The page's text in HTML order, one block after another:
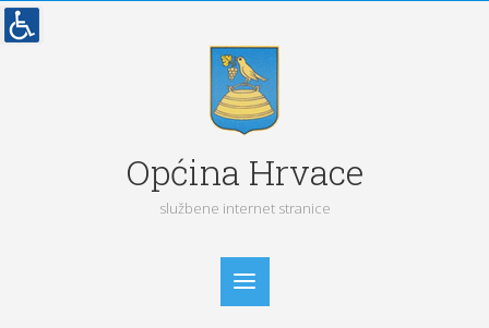
Općina Hrvace
službene internet stranice